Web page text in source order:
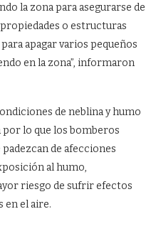
la zona para asegurarse de
o estructuras
apagar varios pequeños
en la zona”, informaron
de neblina y humo
lo que los bomberos
de afecciones
al humo,
riesgo de sufrir efectos
en el aire.